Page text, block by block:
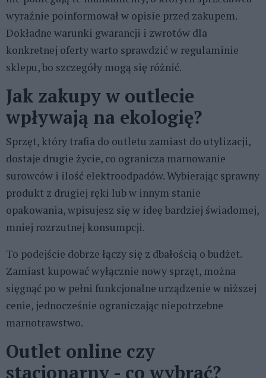
wyraźnie poinformował w opisie przed zakupem.
Dokładne warunki gwarancji i zwrotów dla
konkretnej oferty warto sprawdzić w regulaminie
sklepu, bo szczegóły mogą się różnić.
Jak zakupy w outlecie
wpływają na ekologię?
Sprzęt, który trafia do outletu zamiast do utylizacji,
dostaje drugie życie, co ogranicza marnowanie
surowców i ilość elektroodpadów. Wybierając sprawny
produkt z drugiej ręki lub w innym stanie
opakowania, wpisujesz się w ideę bardziej świadomej,
mniej rozrzutnej konsumpcji.
To podejście dobrze łączy się z dbałością o budżet.
Zamiast kupować wyłącznie nowy sprzęt, można
sięgnąć po w pełni funkcjonalne urządzenie w niższej
cenie, jednocześnie ograniczając niepotrzebne
marnotrawstwo.
Outlet online czy
stacjonarny - co wybrać?